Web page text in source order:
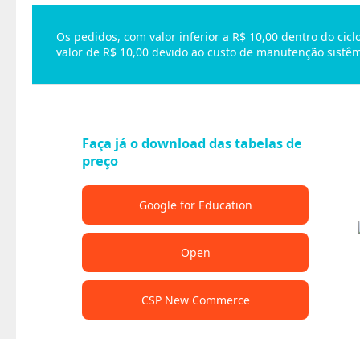
Os pedidos, com valor inferior a R$ 10,00 dentro do
valor de R$ 10,00 devido ao custo de manutenção
Faça já o download das tabelas de
preço
Google for Education
Open
CSP New Commerce